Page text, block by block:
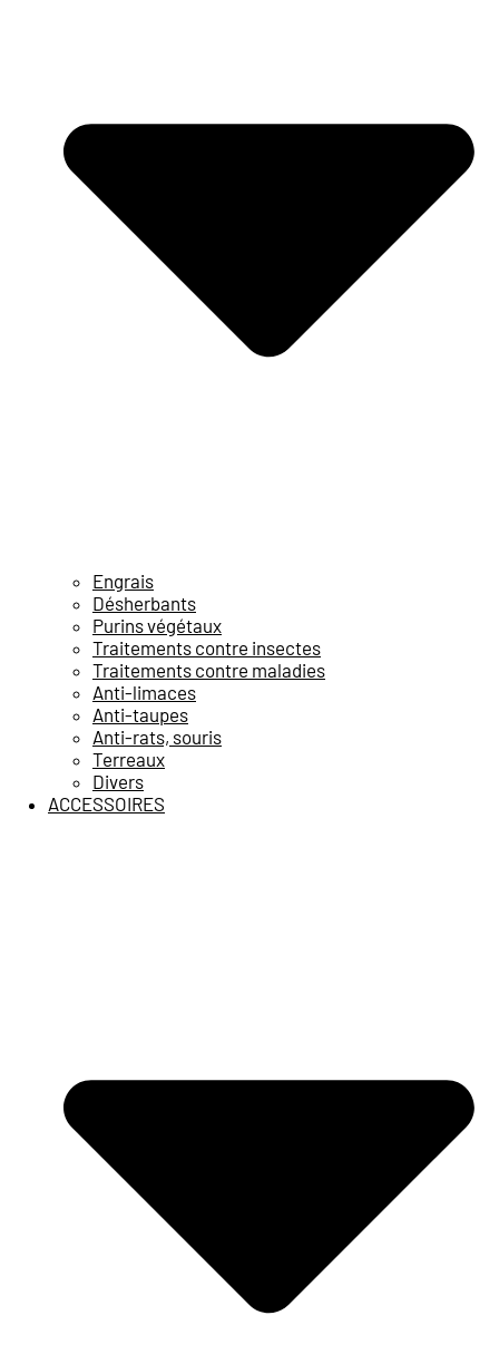
Engrais
Désherbants
Purins végétaux
Traitements contre insectes
Traitements contre maladies
Anti-limaces
Anti-taupes
Anti-rats, souris
Terreaux
Divers
ACCESSOIRES